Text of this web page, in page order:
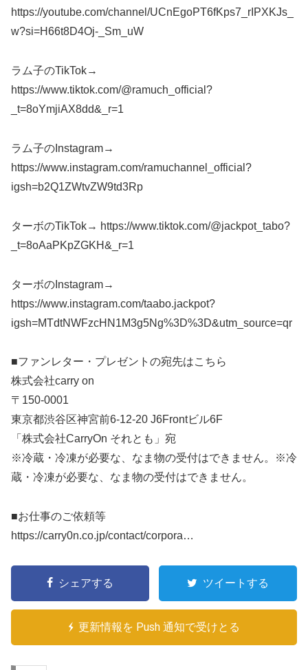
https://youtube.com/channel/UCnEgoPT6fKps7_rIPXKJs_
w?si=H66t8D4Oj-_Sm_uW
ラム子のTikTok→
https://www.tiktok.com/@ramuch_official?
_t=8oYmjiAX8dd&_r=1
ラム子のInstagram→
https://www.instagram.com/ramuchannel_official?
igsh=b2Q1ZWtvZW9td3Rp
ターボのTikTok→ https://www.tiktok.com/@jackpot_tabo?
_t=8oAaPKpZGKH&_r=1
ターボのInstagram→
https://www.instagram.com/taabo.jackpot?
igsh=MTdtNWFzcHN1M3g5Ng%3D%3D&utm_source=qr
■ファンレター・プレゼントの宛先はこちら
株式会社carry on
〒150-0001
東京都渋谷区神宮前6-12-20 J6Frontビル6F
「株式会社CarryOn それとも」宛
※冷蔵・冷凍が必要な、なま物の受付はできません。※冷
蔵・冷凍が必要な、なま物の受付はできません。
■お仕事のご依頼等
https://carry0n.co.jp/contact/corpora…
シェアする ツイートする
更新情報を Push 通知で受けとる